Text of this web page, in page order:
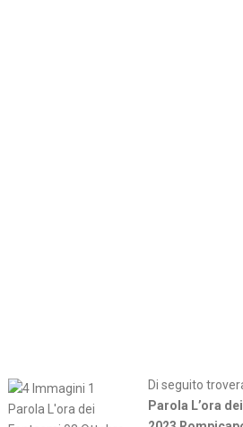
Di seguito
Parola L’ora